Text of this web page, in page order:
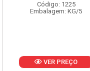
Código: 1225
Embalagem: KG/5
VER PREÇO